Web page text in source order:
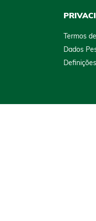
Termos
Dados